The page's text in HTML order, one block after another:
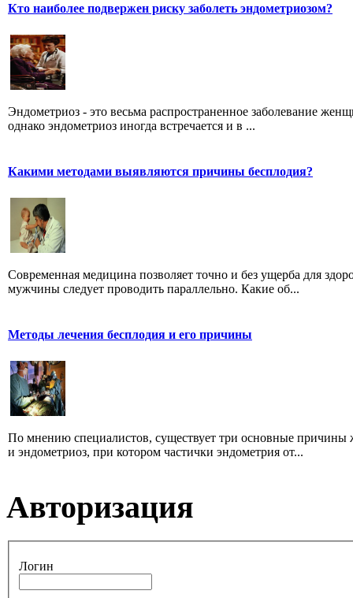
Кто наиболее подвержен риску заболеть эндометриозом?
Эндометриоз - это весьма распространенное заболевание
однако эндометриоз иногда встречается и в ...
Какими методами выявляются причины бесплодия?
Современная медицина позволяет точно и без ущерба для
мужчины следует проводить параллельно. Какие об...
Методы лечения бесплодия и его причины
По мнению специалистов, существует три основные причины
и эндометриоз, при котором частички эндометрия от...
Авторизация
Логин